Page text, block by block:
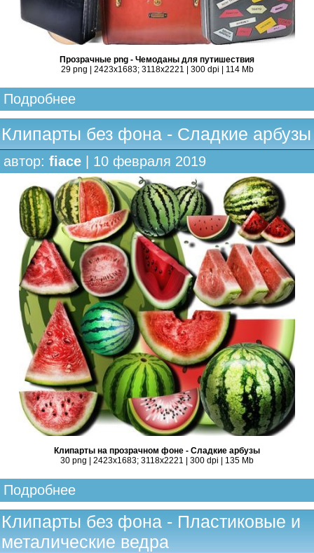
Прозрачные png - Чемоданы для путишествия
29 png | 2423x1683; 3118х2221 | 300 dpi | 114 Mb
Подробнее
Клипарты без фона - Сладкие арбузы
автор: fiace | 10 февраля 2019
Клипарты на прозрачном фоне - Сладкие арбузы
30 png | 2423x1683; 3118х2221 | 300 dpi | 135 Mb
Подробнее
Клипарты без фона - Пластиковые и
металические ведра